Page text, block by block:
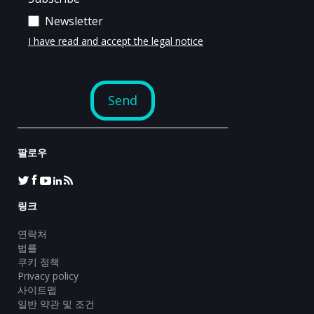
팔로우
링크
연락처
법률
쿠키 정책
Privacy policy
사이트맵
일반 약관 및 조건